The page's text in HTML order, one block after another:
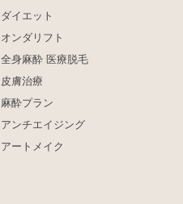
ダイエット
オンダリフト
全身麻酔 医療脱毛
皮膚治療
麻酔プラン
アンチエイジング
アートメイク